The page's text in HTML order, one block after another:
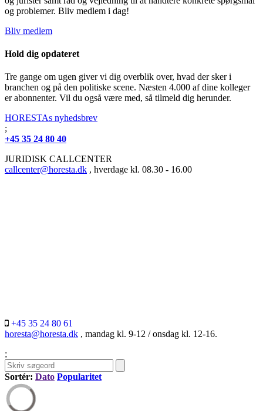
og problemer. Bliv medlem i dag!
Bliv medlem
Hold dig opdateret
Tre gange om ugen giver vi dig overblik over, hvad der sker i
branchen og på den politiske scene. Næsten 4.000 af dine kolleger
er abonnenter. Vil du også være med, så tilmeld dig herunder.
HORESTAs nyhedsbrev
;
+45 35 24 80 40
JURIDISK CALLCENTER
callcenter@horesta.dk , hverdage kl. 08.30 - 16.00
+45 35 24 80 61
horesta@horesta.dk , mandag kl. 9-12 / onsdag kl. 12-16.
;
Sortér: Dato Popularitet